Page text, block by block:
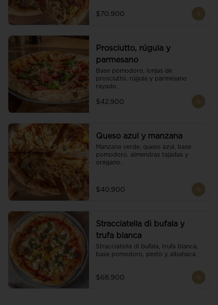
$70.900
Prosciutto, rúgula y
parmesano
Base pomodoro, lonjas de
prosciutto, rúgula y parmesano
rayado.
$42.900
Queso azul y manzana
Manzana verde, queso azul, base
pomodoro, almendras tajadas y
orégano.
$40.900
Stracciatella di bufala y
trufa blanca
Stracciatella di bufala, trufa blanca,
base pomodoro, pesto y albahaca.
$68.900